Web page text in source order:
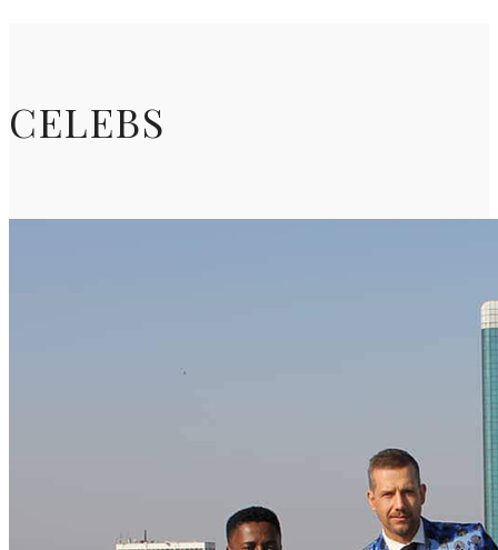
CELEBS